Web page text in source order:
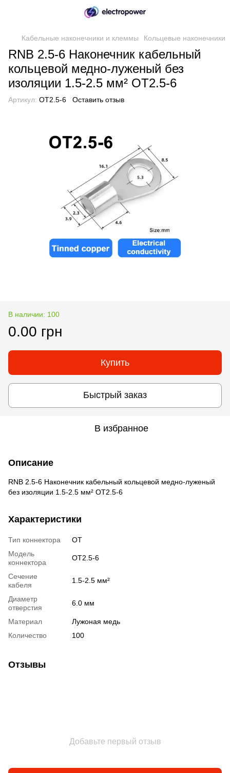
Кабельные наконечники и клеммы Кольцевые наконечники
RNB 2.5-6 Наконечник кабельный
кольцевой медно-луженый без
изоляции 1.5-2.5 мм² ОТ2.5-6
Артикул: ОТ2.5-6 Оставить отзыв
В наличии: 100
0.00 грн
Купить
Быстрый заказ
В избранное
Описание
RNB 2.5-6 Наконечник кабельный кольцевой медно-луженый
без изоляции 1.5-2.5 мм² ОТ2.5-6
Характеристики
Тип коннектора
OT
Модель
коннектора
OT2.5-6
Сечение
кабеля
1.5-2.5 мм²
Диаметр
отверстия
6.0 мм
Материал
Лужоная медь
Количество
100
Отзывы
Добавьте первый отзыв